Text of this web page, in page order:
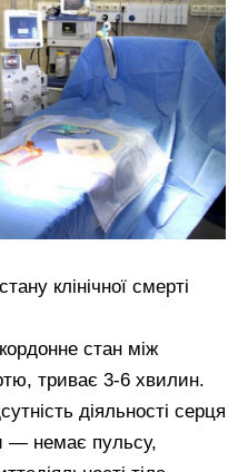
клінічної смерті
стан між
триває 3-6 хвилин.
діяльності серця
— немає пульсу,